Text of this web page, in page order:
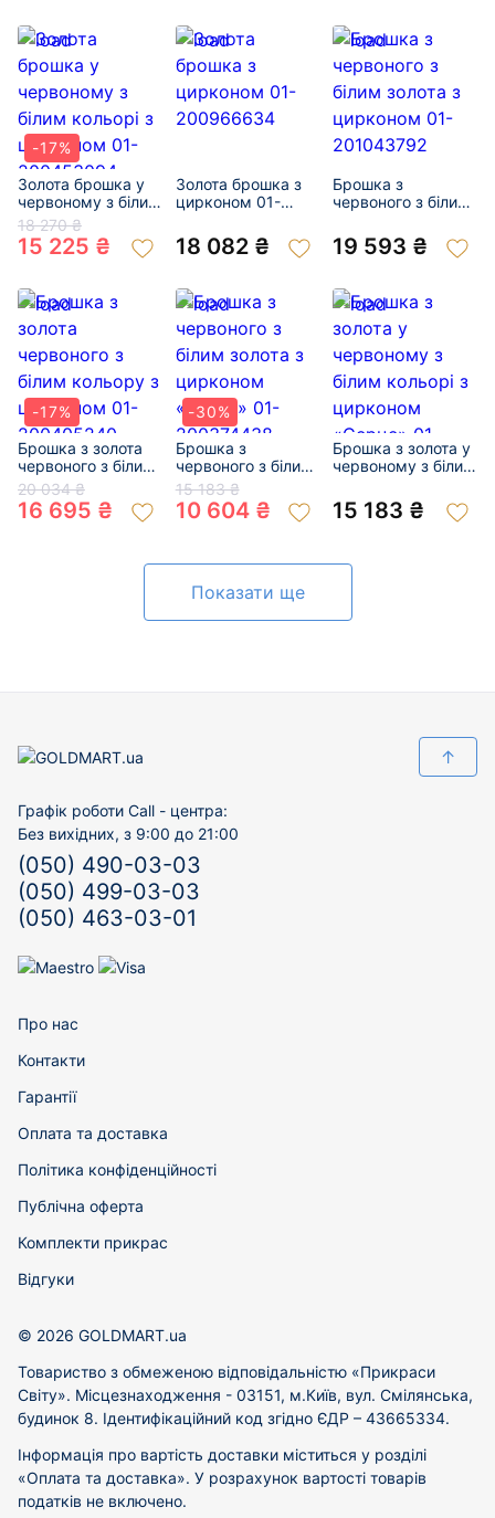
-17%
Золота брошка у
червоному з білим
кольорі з
цирконом 01-
200453094
18 270 ₴
15 225 ₴
Золота брошка з
цирконом 01-
18 082 ₴
Брошка з
червоного з білим
01-201043792
19 593 ₴
-17%
Брошка з золота
червоного з білим
кольору з
цирконом 01-
200405240
20 034 ₴
16 695 ₴
-30%
Брошка з
червоного з білим
золота з цирконом
«Букет» 01-
200374438
15 183 ₴
10 604 ₴
Брошка з золота у
червоному з білим
цирконом
«Серце» 01-
15 183 ₴
Показати ще
↑
Графік роботи Call - центра:
Без вихідних, з 9:00 до 21:00
(050) 490-03-03
(050) 499-03-03
(050) 463-03-01
Про нас
Контакти
Гарантії
Оплата та доставка
Політика конфіденційності
Публічна оферта
Комплекти прикрас
Відгуки
© 2026 GOLDMART.ua
Товариство з обмеженою відповідальністю «Прикраси
Світу». Місцезнаходження - 03151, м.Київ, вул. Смілянська,
будинок 8. Ідентифікаційний код згідно ЄДР – 43665334.
Інформація про вартість доставки міститься у розділі
«Оплата та доставка». У розрахунок вартості товарів
податків не включено.